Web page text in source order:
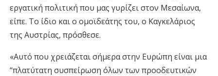
εργατική πολιτική που μας γυρίζει στον Μεσαίωνα,
είπε. Το ίδιο και ο ομοϊδεάτης του, ο Καγκελάριος
της Αυστρίας, πρόσθεσε.
«Αυτό που χρειάζεται σήμερα στην Ευρώπη είναι μια
“πλατύτατη συσπείρωση όλων των προοδευτικών